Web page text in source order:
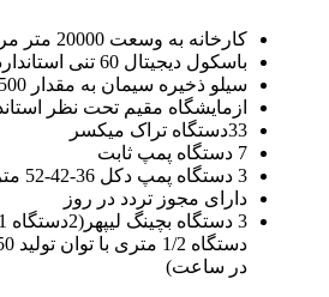
کارخانه به وسعت 20000 متر مربع
باسکول دیجیتال 60 تنی استاندارد
سیلو ذخیره سیمان به مقدار 2500تن
ازمایشگاه مقیم تحت نظر
33دستگاه تراک میکسر
7 دستگاه پمپ ثابت
3 دستگاه پمپ دکل 36-42-52 متری
دارای مجوز تردد در روز
در ساعت)